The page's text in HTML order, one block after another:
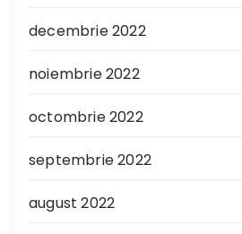
decembrie 2022
noiembrie 2022
octombrie 2022
septembrie 2022
august 2022